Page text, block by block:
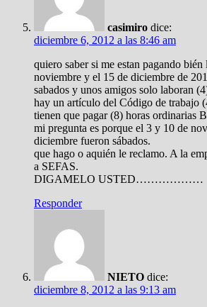
casimiro dice:
diciembre 6, 2012 a las 8:46 am
quiero saber si me estan pagando
noviembre y el 15 de diciembre de
sabados y unos amigos solo laboran
hay un artículo del Código de trabajo
tienen que pagar (8) horas ordinarias
mi pregunta es porque el 3 y 10 de
diciembre fueron sábados.
que hago o aquién le reclamo. A la
a SEFAS.
DIGAMELO USTED………………
Responder
NIETO dice:
diciembre 8, 2012 a las 9:13 am